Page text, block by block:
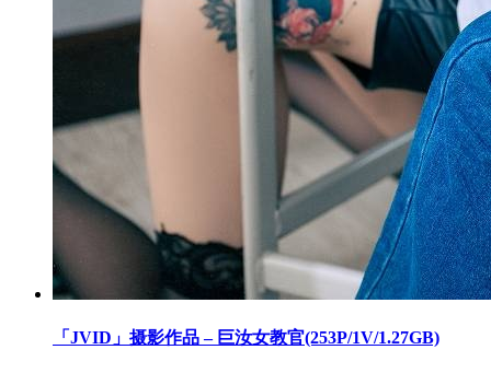
「JVID」摄影作品 – 巨汝女教官(253P/1V/1.27GB)